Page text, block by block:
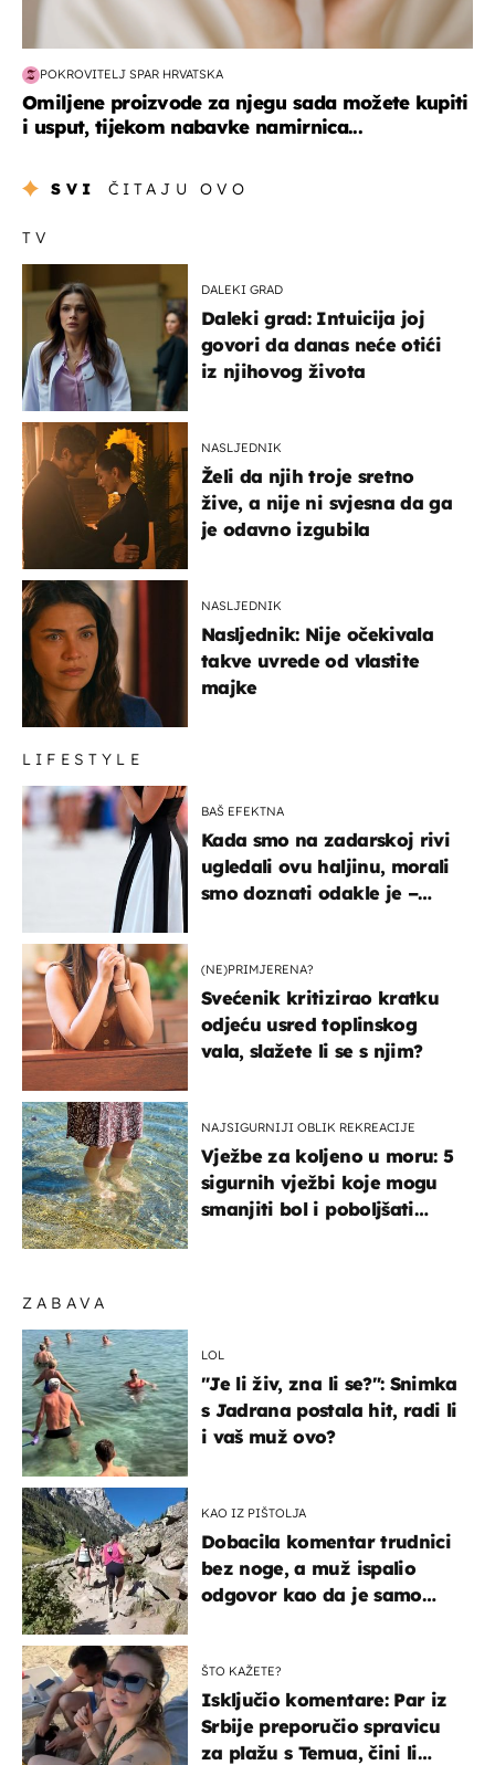
POKROVITELJ SPAR HRVATSKA
Omiljene proizvode za njegu sada možete kupiti
i usput, tijekom nabavke namirnica...
SVI ČITAJU OVO
ZABAVA
LOL
"Je li živ, zna li se?": Snimka
s Jadrana postala hit, radi li
i vaš muž ovo?
KAO IZ PIŠTOLJA
Dobacila komentar trudnici
bez noge, a muž ispalio
odgovor kao da je samo
ŠTO KAŽETE?
Isključio komentare: Par iz
Srbije preporučio spravicu
za plažu s Temua, čini li
TV
DALEKI GRAD
Daleki grad: Intuicija joj
govori da danas neće otići
iz njihovog života
NASLJEDNIK
Želi da njih troje sretno
žive, a nije ni svjesna da ga
je odavno izgubila
NASLJEDNIK
Nasljednik: Nije očekivala
takve uvrede od vlastite
majke
LIFESTYLE
BAŠ EFEKTNA
Kada smo na zadarskoj rivi
ugledali ovu haljinu, morali
smo doznati odakle je –
(NE)PRIMJERENA?
Svećenik kritizirao kratku
odjeću usred toplinskog
vala, slažete li se s njim?
NAJSIGURNIJI OBLIK REKREACIJE
Vježbe za koljeno u moru: 5
sigurnih vježbi koje mogu
smanjiti bol i poboljšati